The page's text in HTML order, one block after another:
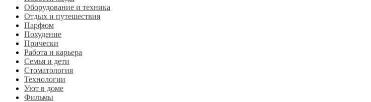
Оборудование и техника
Отдых и путешествия
Парфюм
Похудение
Прически
Работа и карьера
Семья и дети
Стоматология
Технологии
Уют в доме
Фильмы